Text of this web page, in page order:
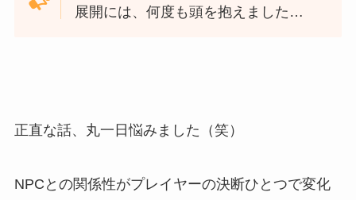
展開には、何度も頭を抱えました…
正直な話、丸一日悩みました（笑）
NPCとの関係性がプレイヤーの決断ひとつで変化